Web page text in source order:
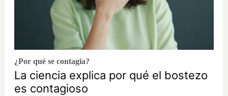
¿Por qué se contagia?
La ciencia explica por qué el bostezo
es contagioso